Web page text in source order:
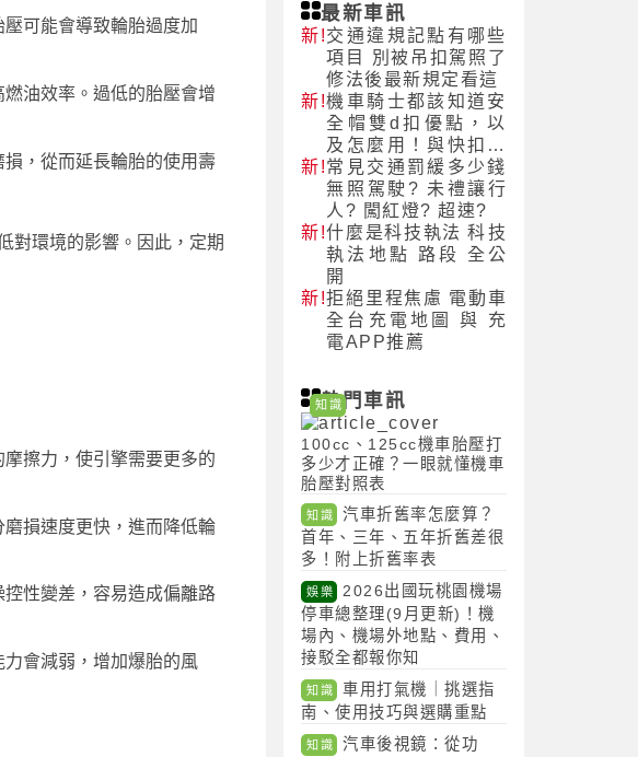
可能會導致輪胎過度加
油效率。過低的胎壓會增
，從而延長輪胎的使用壽
對環境的影響。因此，定期
擦力，使引擎需要更多的
損速度更快，進而降低輪
性變差，容易造成偏離路
會減弱，增加爆胎的風
最新車訊
新!交通違規記點有哪些
項目 別被吊扣駕照了
修法後最新規定看這
新!機車騎士都該知道安
全帽雙d扣優點，以
及怎麼用！與快扣的
差別！
新!常見交通罰緩多少錢
無照駕駛? 未禮讓行
人? 闖紅燈? 超速?
新!什麼是科技執法 科技
執法地點 路段 全公
開
新!拒絕里程焦慮 電動車
全台充電地圖 與 充
電APP推薦
熱門車訊
知識
100cc、125cc機車胎壓打
多少才正確？一眼就懂機車
胎壓對照表
知識
汽車折舊率怎麼算？
首年、三年、五年折舊差很
多！附上折舊率表
娛樂
2026出國玩桃園機場
停車總整理(9月更新)！機
場內、機場外地點、費用、
接駁全都報你知
知識
車用打氣機｜挑選指
南、使用技巧與選購重點
知識
汽車後視鏡：從功